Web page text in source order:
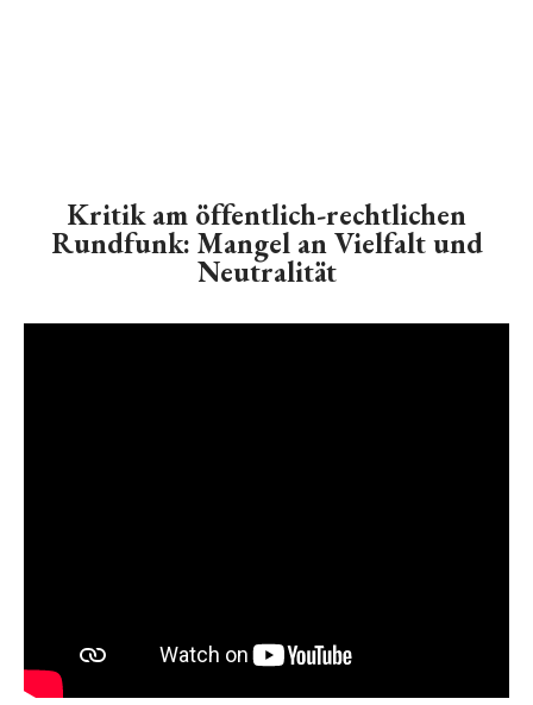
Kritik am öffentlich-rechtlichen
Rundfunk: Mangel an Vielfalt und
Neutralität